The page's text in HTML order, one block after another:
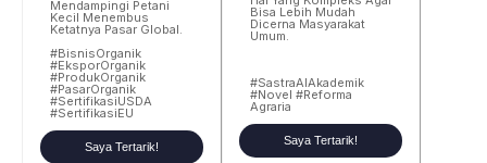
Mendampingi Petani
Kecil Menembus
Ketatnya Pasar Global.
#BisnisOrganik
#EksporOrganik
#ProdukOrganik
#PasarOrganik
#SertifikasiUSDA
#SertifikasiEU
Saya Tertarik!
Bisa Lebih Mudah
Dicerna Masyarakat
Umum.
#SastraAIAkademik
#Novel #Reforma
Agraria
Saya Tertarik!